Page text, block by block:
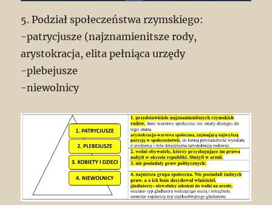
5. Podział społeczeństwa rzymskiego:
-patrycjusze (najznamienitsze rody,
arystokracja, elita pełniąca urzędy
-plebejusze
-niewolnicy